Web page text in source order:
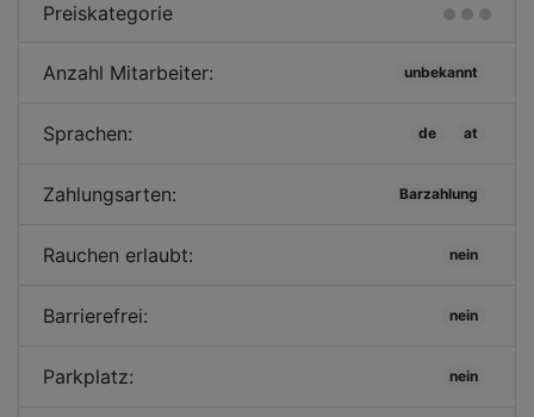
Preiskategorie
Anzahl Mitarbeiter: unbekannt
Sprachen: de at
Zahlungsarten: Barzahlung
Rauchen erlaubt: nein
Barrierefrei: nein
Parkplatz: nein